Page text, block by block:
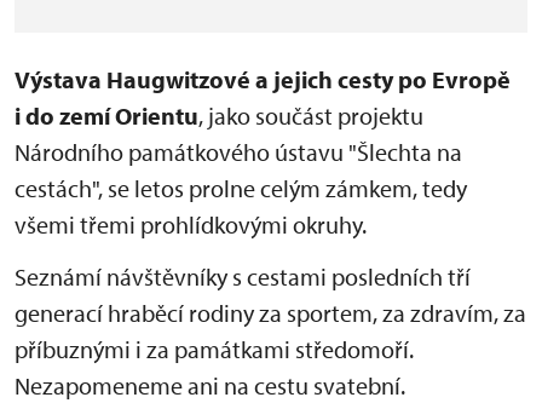
Výstava Haugwitzové a jejich cesty po Evropě
i do zemí Orientu, jako součást projektu
Národního památkového ústavu "Šlechta na
cestách", se letos prolne celým zámkem, tedy
všemi třemi prohlídkovými okruhy.
Seznámí návštěvníky s cestami posledních tří
generací hraběcí rodiny za sportem, za zdravím, za
příbuznými i za památkami středomoří.
Nezapomeneme ani na cestu svatební.